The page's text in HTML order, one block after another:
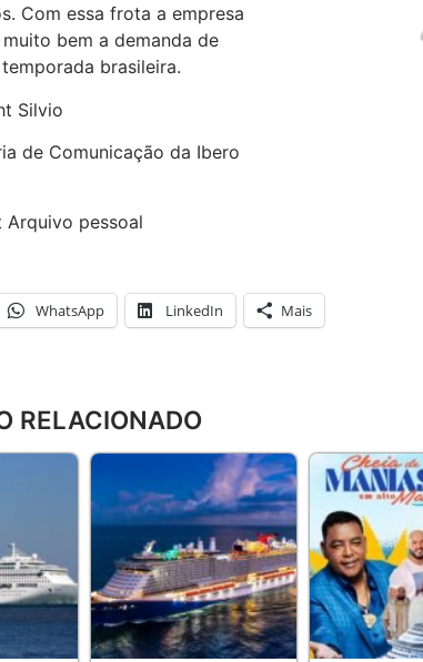
Com essa frota a empresa
bem a demanda de
brasileira.
Silvio
de Comunicação da Ibero
pessoal
WhatsApp LinkedIn Mais
RELACIONADO